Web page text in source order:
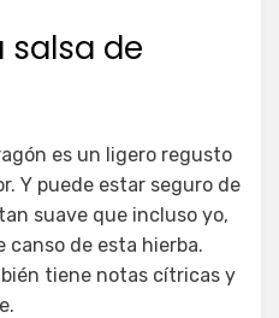
salsa de
es un ligero regusto
Y puede estar seguro de
suave que incluso yo,
canso de esta hierba.
tiene notas cítricas y